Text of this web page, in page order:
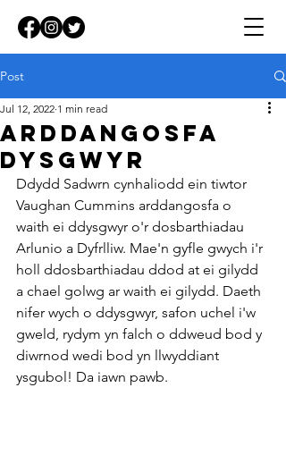
Post
arddangosfa
dysgwyr
Jul 12, 2022 1 min read
Ddydd Sadwrn cynhaliodd ein tiwtor
Vaughan Cummins arddangosfa o
waith ei ddysgwyr o'r dosbarthiadau
Arlunio a Dyfrlliw. Mae'n gyfle gwych i'r
holl ddosbarthiadau ddod at ei gilydd
a chael golwg ar waith ei gilydd. Daeth
nifer wych o ddysgwyr, safon uchel i'w
gweld, rydym yn falch o ddweud bod y
diwrnod wedi bod yn llwyddiant
ysgubol! Da iawn pawb.